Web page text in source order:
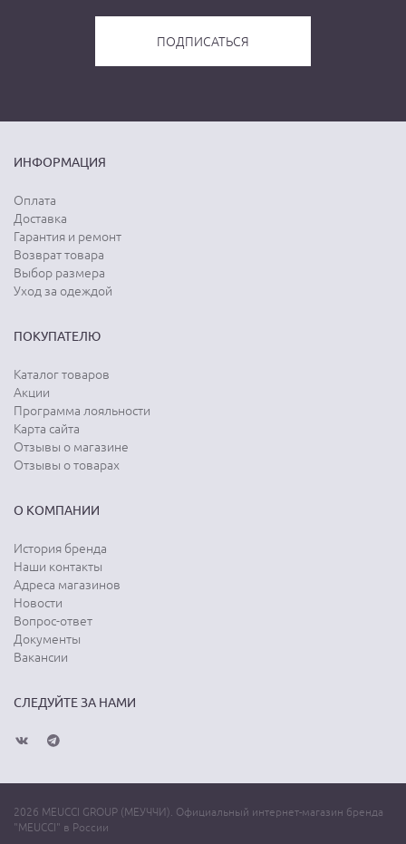
ИНФОРМАЦИЯ
Оплата
Доставка
Гарантия и ремонт
Возврат товара
Выбор размера
Уход за одеждой
ПОКУПАТЕЛЮ
Каталог товаров
Акции
Программа лояльности
Карта сайта
Отзывы о магазине
Отзывы о товарах
О КОМПАНИИ
История бренда
Наши контакты
Адреса магазинов
Новости
Вопрос-ответ
Документы
Вакансии
СЛЕДУЙТЕ ЗА НАМИ
2026 MEUCCI GROUP (МЕУЧЧИ). Официальный интернет-магазин бренда
"MEUCCI" в России